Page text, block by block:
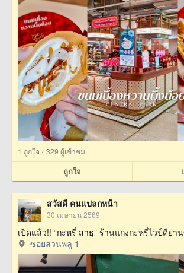
1 ถูกใจ · 329 ผู้เข้าชม
ถูกใจ
สวัสดี คนแปลกหน้า
30 เมษายน 2569
เปิดแล้ว!! “กะหรี่ สาธุ” ร้านแกงกะหรี่ไวป์ดีย่า
ซอยสวนพลู 1